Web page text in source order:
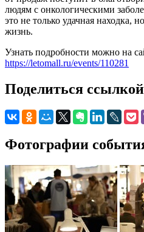
людям с онкологическими
это не только удачная находка,
жизнь.
Узнать подробности можно на
https://letomall.ru/events/110281
Поделиться ссылкой
Фотографии